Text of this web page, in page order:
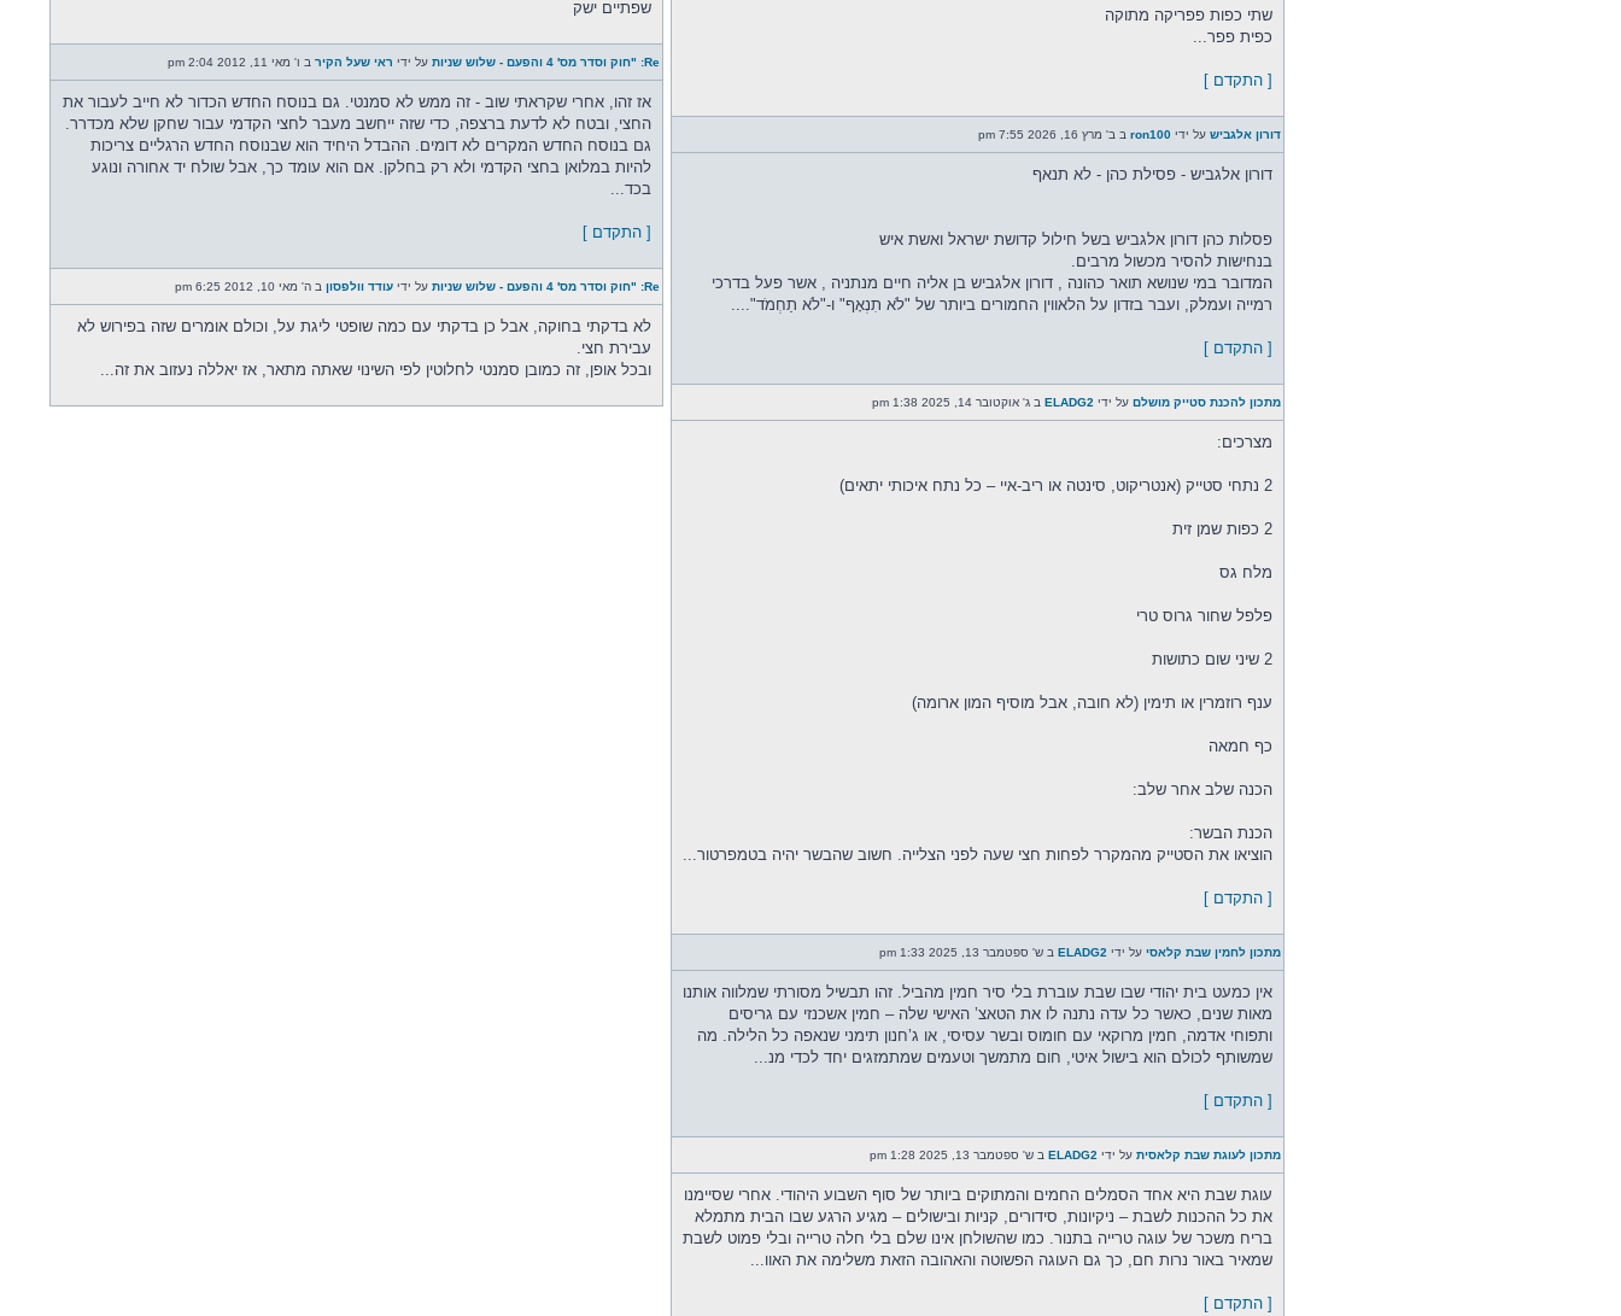
שתי כפות פפריקה מתוקה
כפית פפר...
[ התקדם ]
דורון אלגביש על ידי ron100 ב ב' מרץ 16, 2026 7:55 pm
דורון אלגביש - פסילת כהן - לא תנאף
פסלות כהן דורון אלגביש בשל חילול קדושת ישראל ואשת איש
בנחישות להסיר מכשול מרבים.
המדובר במי שנושא תואר כהונה , דורון אלגביש בן אליה חיים מנתניה , אשר פעל בדרכי
רמייה ועמלק, ועבר בזדון על הלאווין החמורים ביותר של "לֹא תִנְאָף" ו-"לֹא תַחְמֹד"....
[ התקדם ]
מתכון להכנת סטייק מושלם על ידי ELADG2 ב ג' אוקטובר 14, 2025 1:38 pm
מצרכים:
2 נתחי סטייק (אנטריקוט, סינטה או ריב-איי – כל נתח איכותי יתאים)
2 כפות שמן זית
מלח גס
פלפל שחור גרוס טרי
2 שיני שום כתושות
ענף רוזמרין או תימין (לא חובה, אבל מוסיף המון ארומה)
כף חמאה
הכנה שלב אחר שלב:
הכנת הבשר:
הוציאו את הסטייק מהמקרר לפחות חצי שעה לפני הצלייה. חשוב שהבשר יהיה בטמפרטור...
[ התקדם ]
מתכון לחמין שבת קלאסי על ידי ELADG2 ב ש' ספטמבר 13, 2025 1:33 pm
אין כמעט בית יהודי שבו שבת עוברת בלי סיר חמין מהביל. זהו תבשיל מסורתי שמלווה אותנו
מאות שנים, כאשר כל עדה נתנה לו את הטאצ’ האישי שלה – חמין אשכנזי עם גריסים
ותפוחי אדמה, חמין מרוקאי עם חומוס ובשר עסיסי, או ג’חנון תימני שנאפה כל הלילה. מה
שמשותף לכולם הוא בישול איטי, חום מתמשך וטעמים שמתמזגים יחד לכדי מנ...
[ התקדם ]
מתכון לעוגת שבת קלאסית על ידי ELADG2 ב ש' ספטמבר 13, 2025 1:28 pm
עוגת שבת היא אחד הסמלים החמים והמתוקים ביותר של סוף השבוע היהודי. אחרי שסיימנו
את כל ההכנות לשבת – ניקיונות, סידורים, קניות ובישולים – מגיע הרגע שבו הבית מתמלא
בריח משכר של עוגה טרייה בתנור. כמו שהשולחן אינו שלם בלי חלה טרייה ובלי פמוט לשבת
שמאיר באור נרות חם, כך גם העוגה הפשוטה והאהובה הזאת משלימה את האוו...
[ התקדם ]
שפתיים ישק
Re: "חוק וסדר מס' 4 והפעם - שלוש שניות על ידי ראי שעל הקיר ב ו' מאי 11, 2012 2:04 pm
אז זהו, אחרי שקראתי שוב - זה ממש לא סמנטי. גם בנוסח החדש הכדור לא חייב לעבור את
החצי, ובטח לא לדעת ברצפה, כדי שזה ייחשב מעבר לחצי הקדמי עבור שחקן שלא מכדרר.
גם בנוסח החדש המקרים לא דומים. ההבדל היחיד הוא שבנוסח החדש הרגליים צריכות
להיות במלואן בחצי הקדמי ולא רק בחלקן. אם הוא עומד כך, אבל שולח יד אחורה ונוגע
בכד...
[ התקדם ]
Re: "חוק וסדר מס' 4 והפעם - שלוש שניות על ידי עודד וולפסון ב ה' מאי 10, 2012 6:25 pm
לא בדקתי בחוקה, אבל כן בדקתי עם כמה שופטי ליגת על, וכולם אומרים שזה בפירוש לא
עבירת חצי.
ובכל אופן, זה כמובן סמנטי לחלוטין לפי השינוי שאתה מתאר, אז יאללה נעזוב את זה...